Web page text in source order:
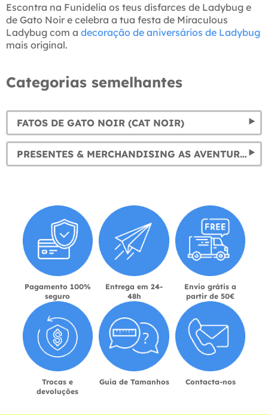
Escontra na Funidelia os teus disfarces de Ladybug e
de Gato Noir e celebra a tua festa de Miraculous
Ladybug com a decoração de aniversários de Ladybug
mais original.
Categorias semelhantes
FATOS DE GATO NOIR (CAT NOIR)
PRESENTES & MERCHANDISING AS AVENTURAS DE LADYBUG
Pagamento 100%
seguro
Entrega em 24-
48h
Envio grátis a
partir de 50€
Trocas e
devoluções
Guia de Tamanhos Contacta-nos